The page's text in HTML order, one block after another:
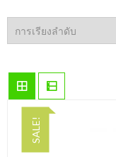
SALE!